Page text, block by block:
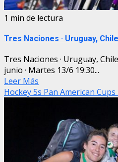
1 min de lectura
Tres Naciones · Uruguay,
Tres Naciones · Uruguay,
junio · Martes 13/6 19:30...
Leer Más
Hockey 5s Pan American Cups